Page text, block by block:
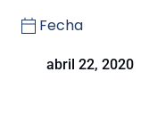
Fecha
abril 22, 2020